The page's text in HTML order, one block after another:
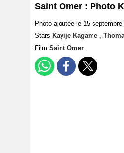
Saint Omer : Photo
Photo ajoutée le 15 septembre
Stars Kayije Kagame ,
Film Saint Omer